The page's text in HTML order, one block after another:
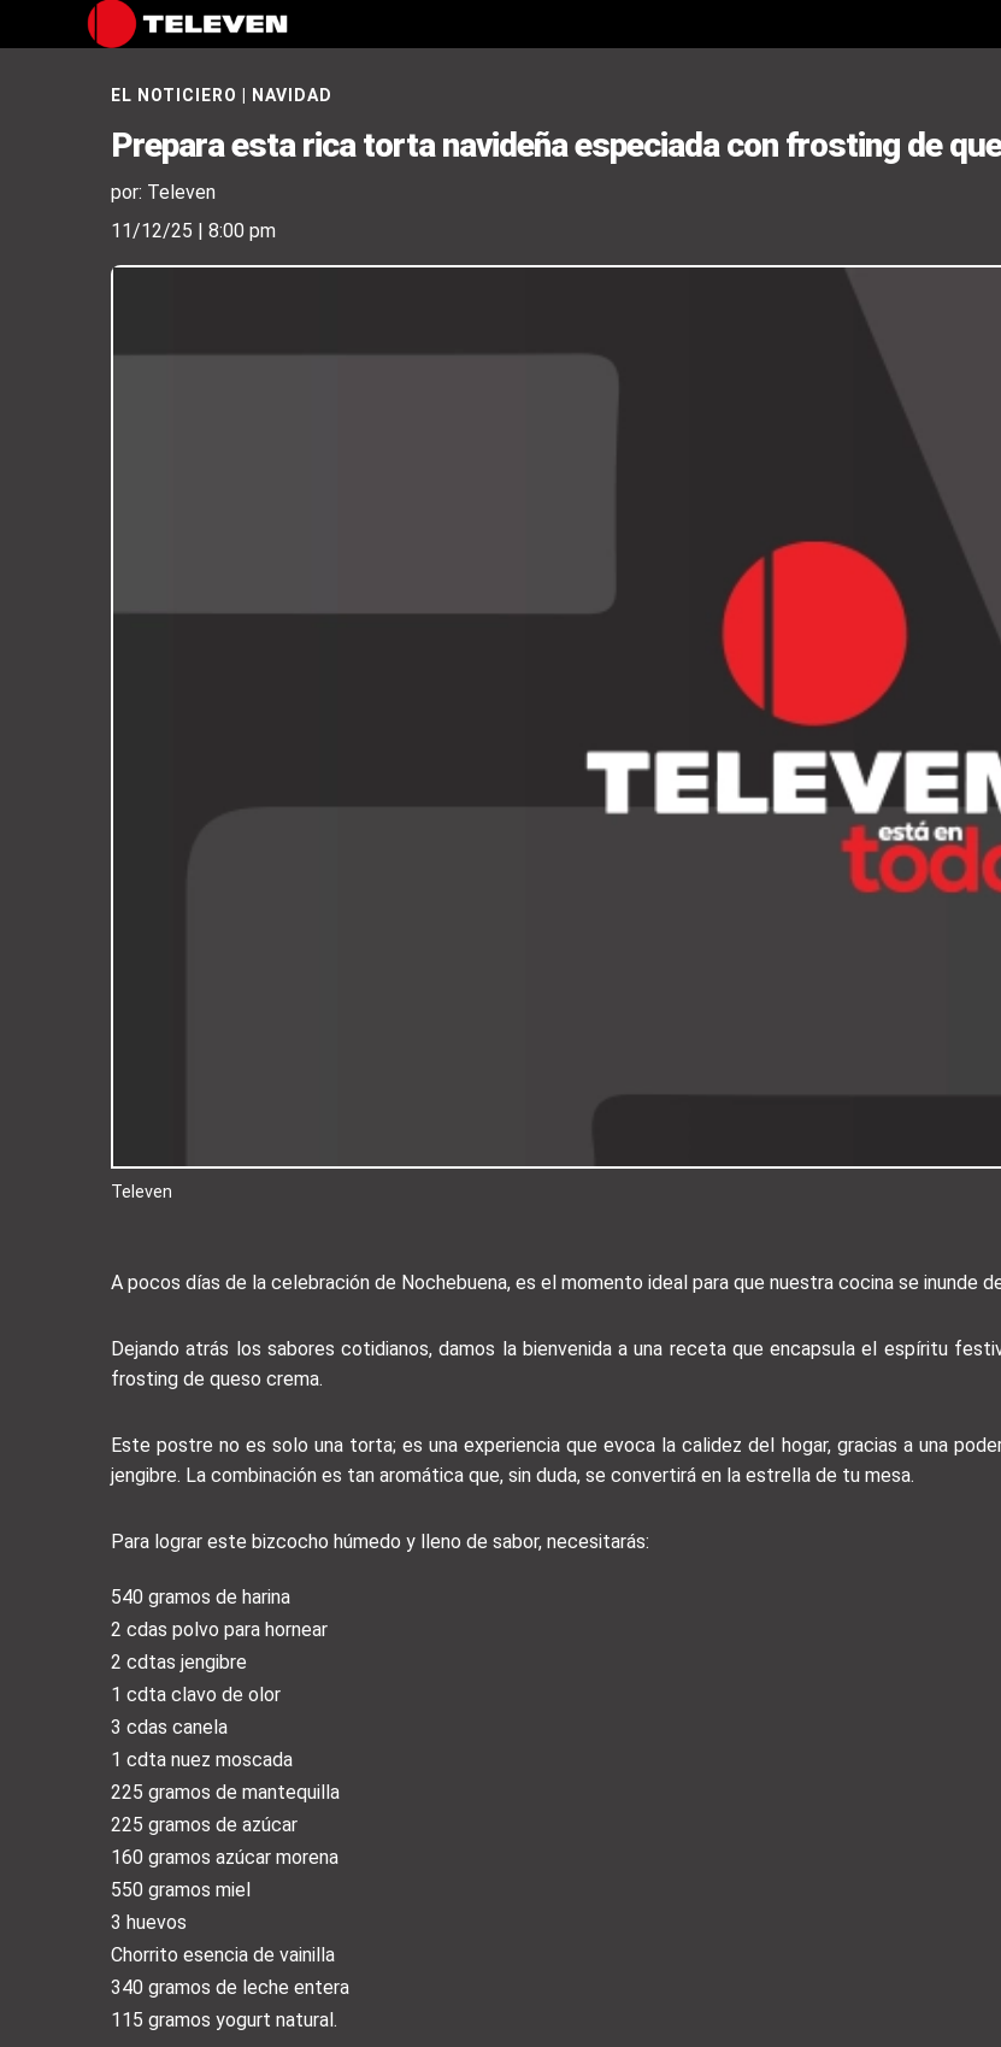
EL NOTICIERO NAVIDAD
Prepara esta rica torta navideña especiada con frosting de
por: Televen
11/12/25 | 8:00 pm
Televen
A pocos días de la celebración de Nochebuena, es el momento ideal para que nuestra cocina se inunde
Dejando atrás los sabores cotidianos, damos la bienvenida a una receta que encapsula el espíritu
frosting de queso crema.
Este postre no es solo una torta; es una experiencia que evoca la calidez del hogar, gracias a una
jengibre. La combinación es tan aromática que, sin duda, se convertirá en la estrella de tu mesa.
Para lograr este bizcocho húmedo y lleno de sabor, necesitarás:
540 gramos de harina
2 cdas polvo para hornear
2 cdtas jengibre
1 cdta clavo de olor
3 cdas canela
1 cdta nuez moscada
225 gramos de mantequilla
225 gramos de azúcar
160 gramos azúcar morena
550 gramos miel
3 huevos
Chorrito esencia de vainilla
340 gramos de leche entera
115 gramos yogurt natural.